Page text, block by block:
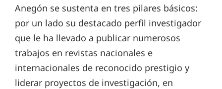
Anegón se sustenta en tres pilares básicos:
por un lado su destacado perfil investigador
que le ha llevado a publicar numerosos
trabajos en revistas nacionales e
internacionales de reconocido prestigio y
liderar proyectos de investigación, en